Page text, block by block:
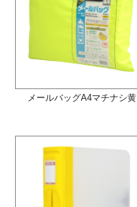
メールバッグA4マチナシ黄